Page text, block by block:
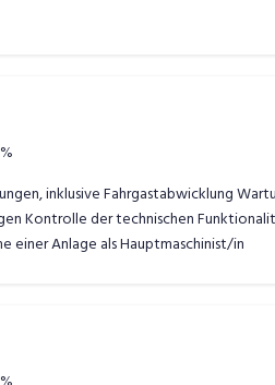
inklusive Fahrgastabwicklung
Kontrolle der technischen
Anlage als Hauptmaschinist/in